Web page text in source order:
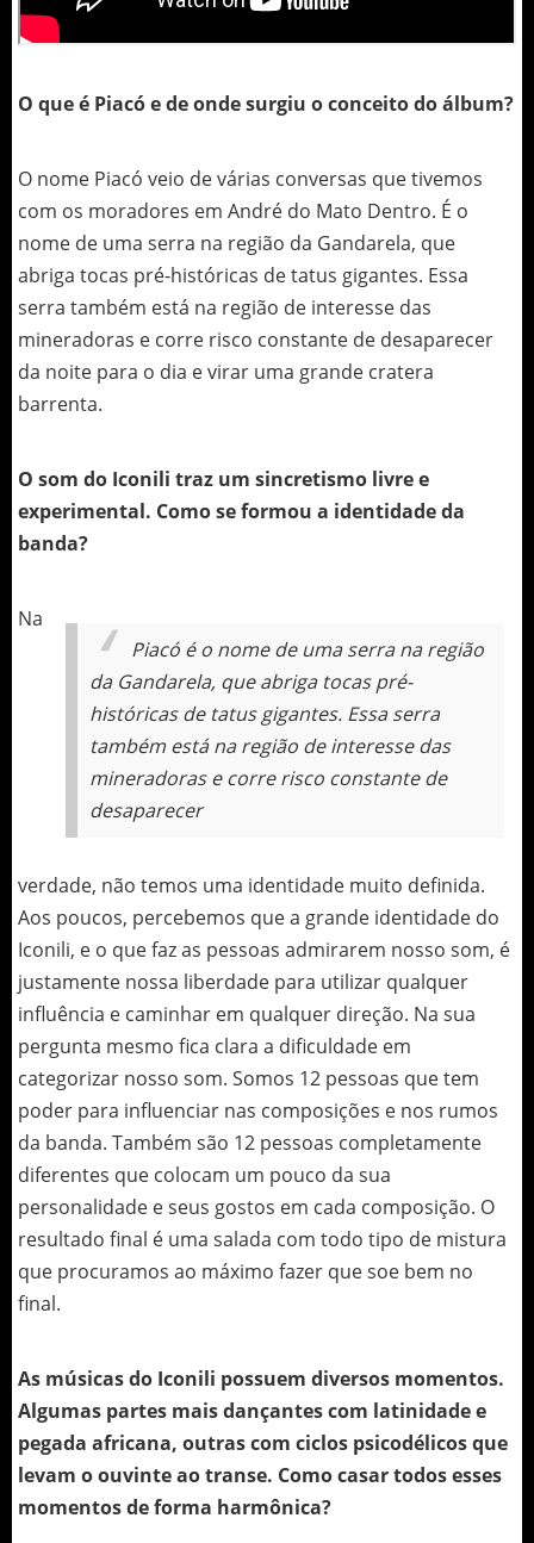
O que é Piacó e de onde surgiu o conceito do álbum?
O nome Piacó veio de várias conversas que tivemos
com os moradores em André do Mato Dentro. É o
nome de uma serra na região da Gandarela, que
abriga tocas pré-históricas de tatus gigantes. Essa
serra também está na região de interesse das
mineradoras e corre risco constante de desaparecer
da noite para o dia e virar uma grande cratera
barrenta.
O som do Iconili traz um sincretismo livre e
experimental. Como se formou a identidade da
banda?
Piacó é o nome de uma serra na região
da Gandarela, que abriga tocas pré-
históricas de tatus gigantes. Essa serra
também está na região de interesse das
mineradoras e corre risco constante de
desaparecer
Na
verdade, não temos uma identidade muito definida.
Aos poucos, percebemos que a grande identidade do
Iconili, e o que faz as pessoas admirarem nosso som, é
justamente nossa liberdade para utilizar qualquer
influência e caminhar em qualquer direção. Na sua
pergunta mesmo fica clara a dificuldade em
categorizar nosso som. Somos 12 pessoas que tem
poder para influenciar nas composições e nos rumos
da banda. Também são 12 pessoas completamente
diferentes que colocam um pouco da sua
personalidade e seus gostos em cada composição. O
resultado final é uma salada com todo tipo de mistura
que procuramos ao máximo fazer que soe bem no
final.
As músicas do Iconili possuem diversos momentos.
Algumas partes mais dançantes com latinidade e
pegada africana, outras com ciclos psicodélicos que
levam o ouvinte ao transe. Como casar todos esses
momentos de forma harmônica?